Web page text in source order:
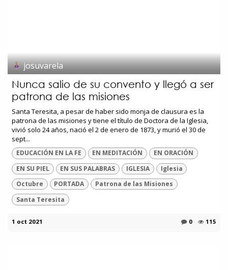
josuvarela
Nunca salio de su convento y llegó a ser
patrona de las misiones
Santa Teresita, a pesar de haber sido monja de clausura es la
patrona de las misiones y tiene el título de Doctora de la Iglesia,
vivió solo 24 años, nació el 2 de enero de 1873, y murió el 30 de
sept...
EDUCACIÓN EN LA FE EN MEDITACIÓN
EN ORACIÓN
EN SU PIEL
EN SUS PALABRAS IGLESIA
Iglesia
Octubre
PORTADA
Patrona de las Misiones
Santa Teresita
1 oct 2021 0 115